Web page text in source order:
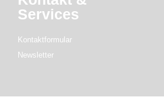
Services
Kontaktformular
Newsletter